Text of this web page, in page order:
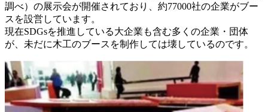
調べ）の展示会が開催されており、約77000社の企業がブー
スを設営しています。
現在SDGsを推進している大企業も含む多くの企業・団体
が、未だに木工のブースを制作しては壊しているのです。